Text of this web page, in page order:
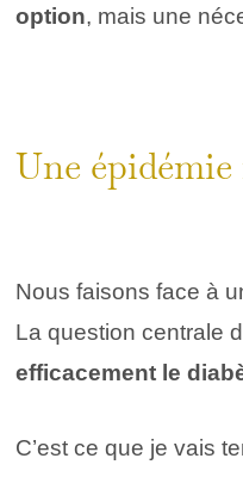
option, mais une
Une
Nous faisons face à
La question centrale
efficacement le
C’est ce que je vais